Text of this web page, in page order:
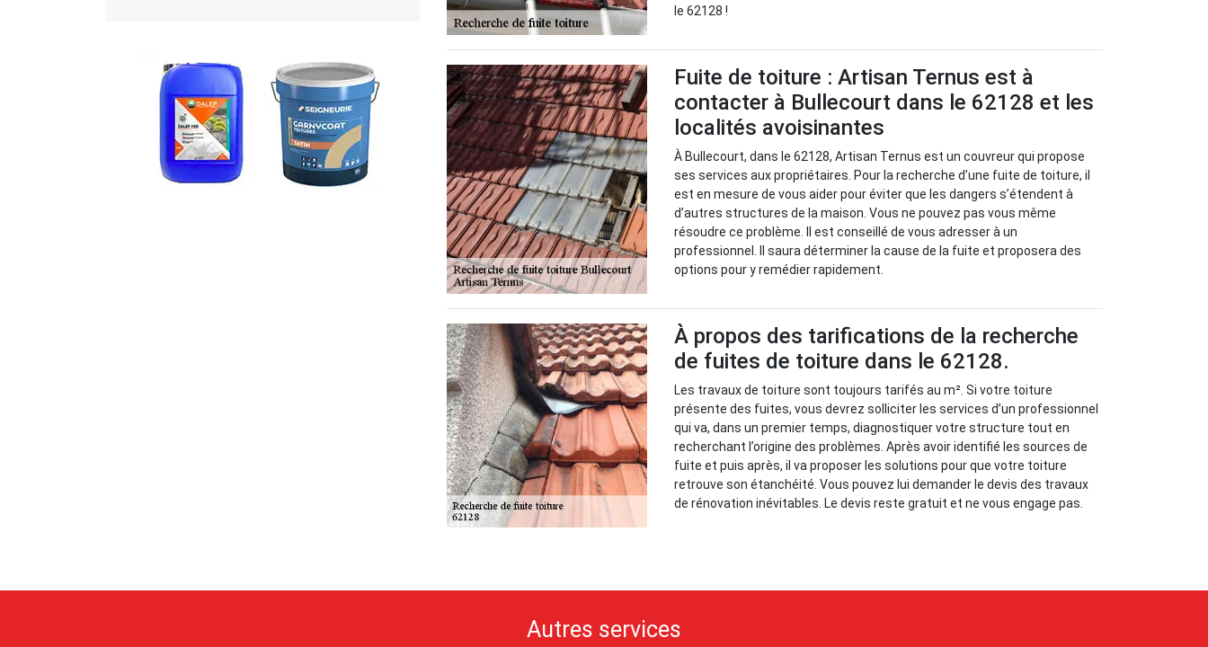
le 62128 !
Fuite de toiture : Artisan Ternus est à
contacter à Bullecourt dans le 62128 et les
localités avoisinantes
À Bullecourt, dans le 62128, Artisan Ternus est un couvreur qui propose
ses services aux propriétaires. Pour la recherche d’une fuite de toiture, il
est en mesure de vous aider pour éviter que les dangers s’étendent à
d’autres structures de la maison. Vous ne pouvez pas vous même
résoudre ce problème. Il est conseillé de vous adresser à un
professionnel. Il saura déterminer la cause de la fuite et proposera des
options pour y remédier rapidement.
À propos des tarifications de la recherche
de fuites de toiture dans le 62128.
Les travaux de toiture sont toujours tarifés au m². Si votre toiture
présente des fuites, vous devrez solliciter les services d’un professionnel
qui va, dans un premier temps, diagnostiquer votre structure tout en
recherchant l’origine des problèmes. Après avoir identifié les sources de
fuite et puis après, il va proposer les solutions pour que votre toiture
retrouve son étanchéité. Vous pouvez lui demander le devis des travaux
de rénovation inévitables. Le devis reste gratuit et ne vous engage pas.
Autres services